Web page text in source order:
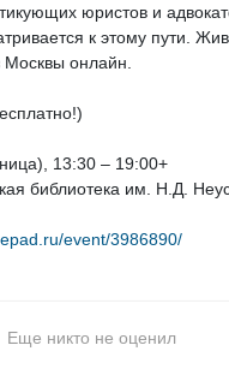
юристов и
к этому пути.
Москвы онлайн.
13:30 – 19:00+
библиотека им. Н.Д.
event/3986890/
Еще никто не оценил